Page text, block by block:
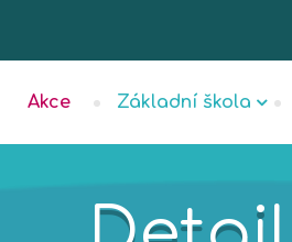
Akce Základní škola